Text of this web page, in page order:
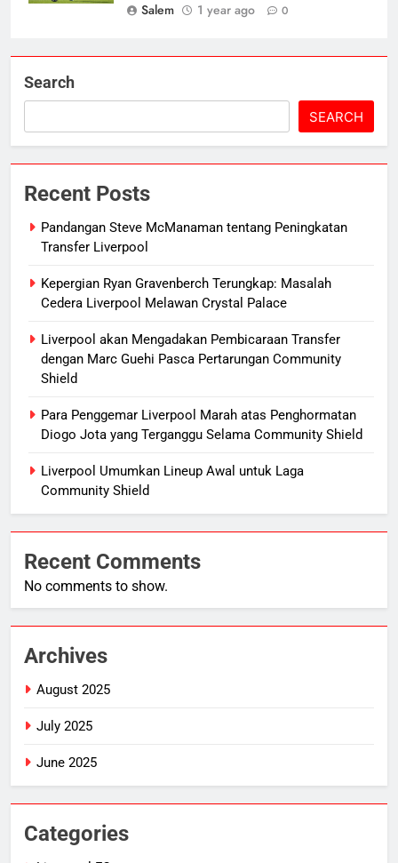
Salem
1 year ago 0
Search
SEARCH
Recent Posts
Pandangan Steve McManaman tentang Peningkatan
Transfer Liverpool
Kepergian Ryan Gravenberch Terungkap: Masalah
Cedera Liverpool Melawan Crystal Palace
Liverpool akan Mengadakan Pembicaraan Transfer
dengan Marc Guehi Pasca Pertarungan Community
Shield
Para Penggemar Liverpool Marah atas Penghormatan
Diogo Jota yang Terganggu Selama Community Shield
Liverpool Umumkan Lineup Awal untuk Laga
Community Shield
Recent Comments
No comments to show.
Archives
August 2025
July 2025
June 2025
Categories